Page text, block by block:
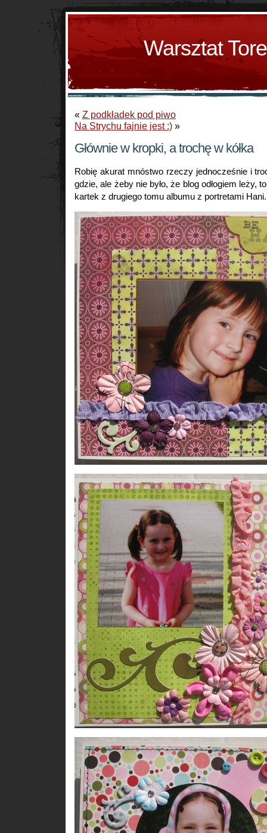
Warsztat
« Z podkładek pod piwo
Na Strychu fajnie jest :) »
Głównie w kropki, a trochę w kółka
Robię akurat mnóstwo rzeczy jednocześnie i
gdzie, ale żeby nie było, że blog odłogiem leży,
kartek z drugiego tomu albumu z portretami Hani.